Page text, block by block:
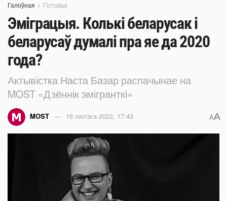
Галоўная Гісторыі
Эміграцыя. Колькі беларусак і
беларусаў думалі пра яе да 2020
года?
Актывістка Наста Базар распачынае на
MOST «Дзённік эмігранткі»
MOST 16 лютага 2022, 17:43 AA